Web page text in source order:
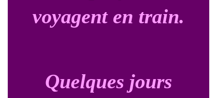
voyagent en train.
Quelques jours